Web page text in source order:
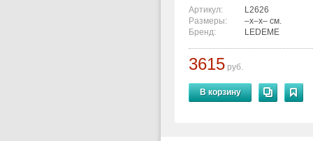
Артикул:
L2626
Размеры:
–x–x– см.
Бренд:
LEDEME
3615 руб.
В корзину